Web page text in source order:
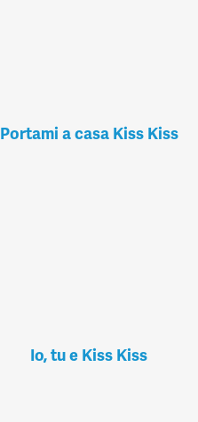
Portami a casa Kiss Kiss
Io, tu e Kiss Kiss